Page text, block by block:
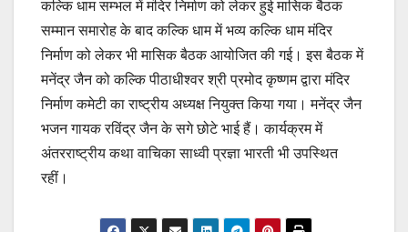
कल्कि धाम सम्भल में मंदिर निर्माण को लेकर हुई मासिक बैठक
सम्मान समारोह के बाद कल्कि धाम में भव्य कल्कि धाम मंदिर
निर्माण को लेकर भी मासिक बैठक आयोजित की गई। इस बैठक में
मनेंद्र जैन को कल्कि पीठाधीश्वर श्री प्रमोद कृष्णम द्वारा मंदिर
निर्माण कमेटी का राष्ट्रीय अध्यक्ष नियुक्त किया गया। मनेंद्र जैन
भजन गायक रविंद्र जैन के सगे छोटे भाई हैं। कार्यक्रम में
अंतरराष्ट्रीय कथा वाचिका साध्वी प्रज्ञा भारती भी उपस्थित
रहीं।